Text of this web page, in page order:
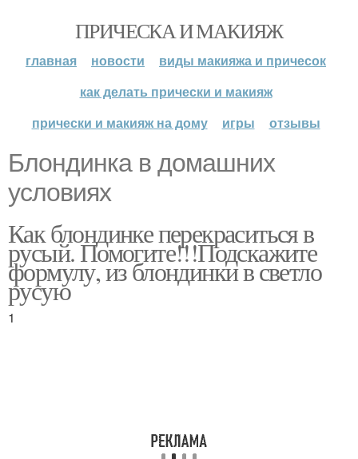
ПРИЧЕСКА И МАКИЯЖ
главная новости
виды макияжа и причесок
как делать прически и макияж
прически и макияж на дому
игры отзывы
Блондинка в домашних
условиях
Как блондинке перекраситься в
русый. Помогите!!!Подскажите
формулу, из блондинки в светло
русую
1